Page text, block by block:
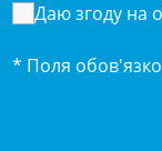
Даю згоду на
* Поля